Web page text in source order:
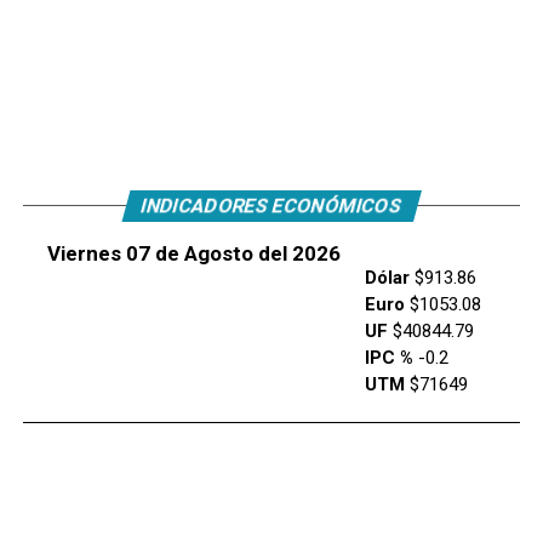
INDICADORES ECONÓMICOS
Viernes 07 de Agosto del 2026
Dólar$913.86
Euro $1053.08
UF $40844.79
IPC % -0.2
UTM$71649